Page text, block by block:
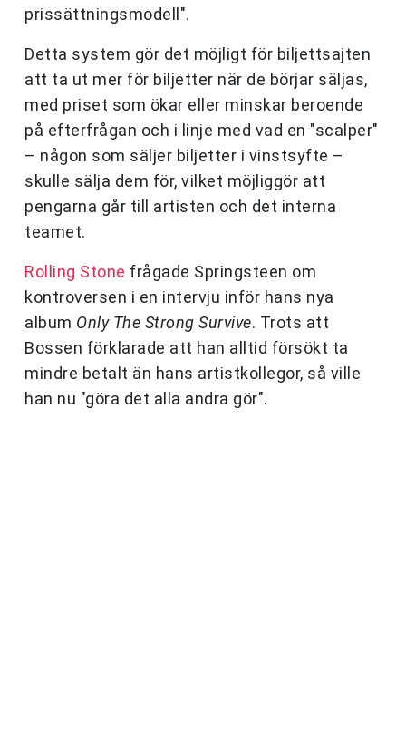
prissättningsmodell".
Detta system gör det möjligt för biljettsajten
att ta ut mer för biljetter när de börjar säljas,
med priset som ökar eller minskar beroende
på efterfrågan och i linje med vad en "scalper"
– någon som säljer biljetter i vinstsyfte –
skulle sälja dem för, vilket möjliggör att
pengarna går till artisten och det interna
teamet.
Rolling Stone frågade Springsteen om
kontroversen i en intervju inför hans nya
album Only The Strong Survive. Trots att
Bossen förklarade att han alltid försökt ta
mindre betalt än hans artistkollegor, så ville
han nu "göra det alla andra gör".